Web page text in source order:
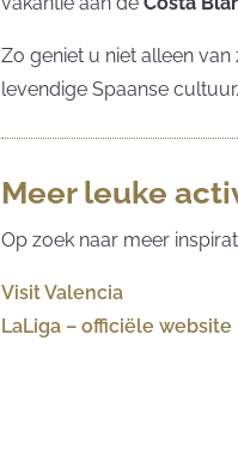
Zo geniet u niet alleen
levendige Spaanse cultuur.
Meer leuke
Op zoek naar meer
Visit Valencia
LaLiga – officiële website